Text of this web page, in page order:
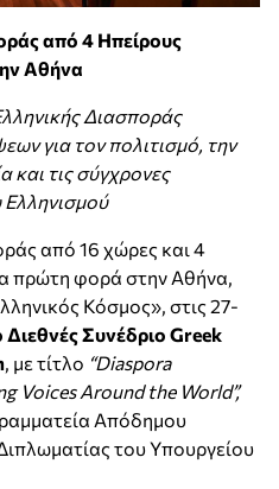
από 4 Ηπείρους
Αθήνα
Διασποράς
για τον πολιτισμό, την
και τις σύγχρονες
από 16 χώρες και 4
πρώτη φορά στην Αθήνα,
Κόσμος», στις 27-
Διεθνές Συνέδριο Greek
, με τίτλο “Diaspora
Voices Around the World”,
Απόδημου
του Υπουργείου